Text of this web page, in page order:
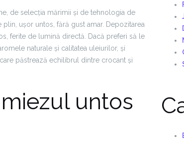
de selecția mărimii și de tehnologia de
ușor untos, fără gust amar. Depozitarea
ferite de lumină directă. Dacă preferi să le
naturale și calitatea uleiurilor, și
păstrează echilibrul dintre crocant și
untos